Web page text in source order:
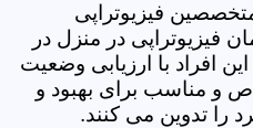
فیزیوتراپی
فیزیوتراپی در منزل در
افراد با ارزیابی وضعیت
و مناسب برای بهبود و
را تدوین می کنند.